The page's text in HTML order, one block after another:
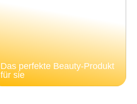
Das perfekte Beauty-Produkt
für sie